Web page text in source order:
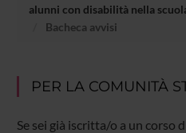
alunni con disabilità nella
Bacheca avvisi
PER LA COMUNITÀ
Se sei già iscritta/o a un corso